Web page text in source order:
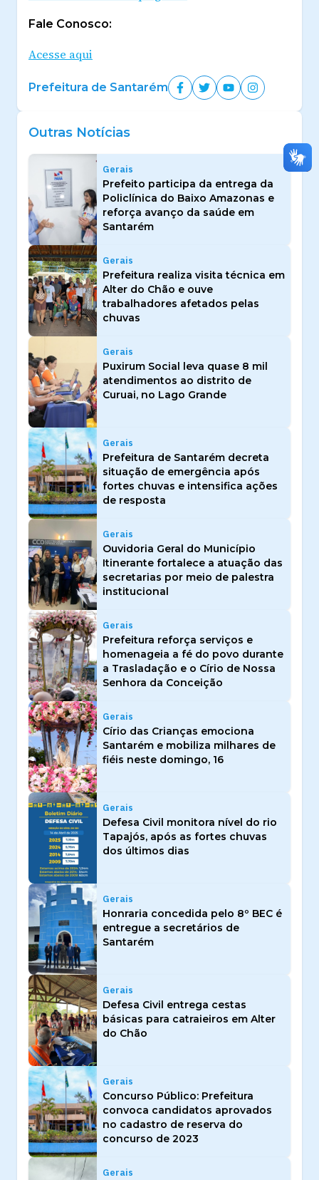
Fale Conosco:
Acesse aqui
Prefeitura de Santarém
Outras Notícias
Gerais
Prefeito participa da entrega da
Policlínica do Baixo Amazonas e
reforça avanço da saúde em
Santarém
Gerais
Prefeitura realiza visita técnica em
Alter do Chão e ouve
trabalhadores afetados pelas
chuvas
Gerais
Puxirum Social leva quase 8 mil
atendimentos ao distrito de
Curuai, no Lago Grande
Gerais
Prefeitura de Santarém decreta
situação de emergência após
fortes chuvas e intensifica ações
de resposta
Gerais
Ouvidoria Geral do Município
Itinerante fortalece a atuação das
secretarias por meio de palestra
institucional
Gerais
Prefeitura reforça serviços e
homenageia a fé do povo durante
a Trasladação e o Círio de Nossa
Senhora da Conceição
Gerais
Círio das Crianças emociona
Santarém e mobiliza milhares de
fiéis neste domingo, 16
Gerais
Defesa Civil monitora nível do rio
Tapajós, após as fortes chuvas
dos últimos dias
Gerais
Honraria concedida pelo 8º BEC é
entregue a secretários de
Santarém
Gerais
Defesa Civil entrega cestas
básicas para catraieiros em Alter
do Chão
Gerais
Concurso Público: Prefeitura
convoca candidatos aprovados
no cadastro de reserva do
concurso de 2023
Gerais